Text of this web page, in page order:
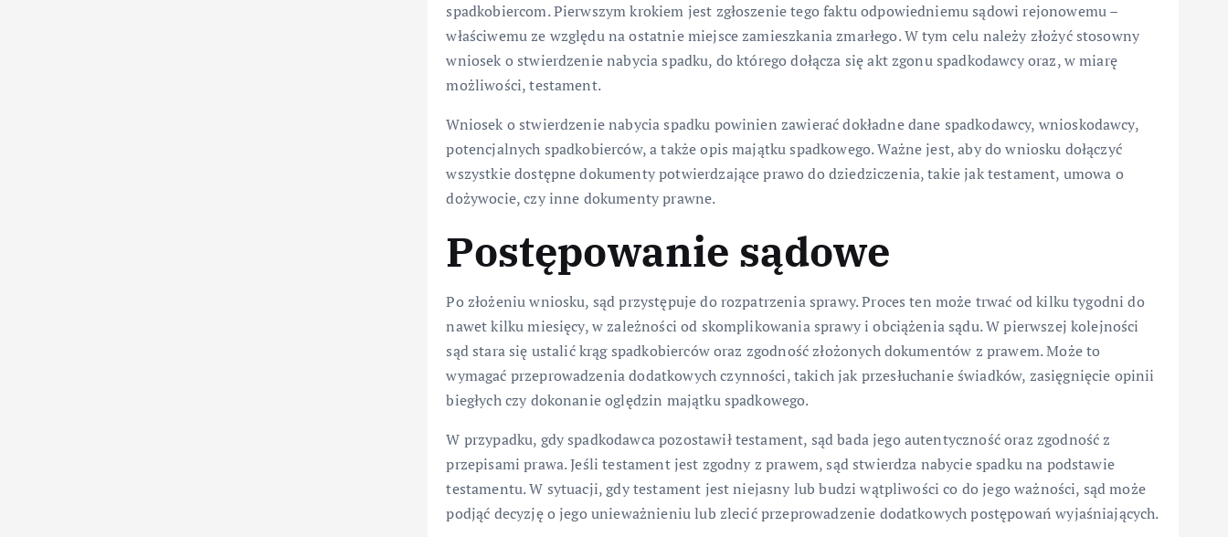
spadkobiercom. Pierwszym krokiem jest zgłoszenie tego faktu odpowiedniemu sądowi rejonowemu –
właściwemu ze względu na ostatnie miejsce zamieszkania zmarłego. W tym celu należy złożyć stosowny
wniosek o stwierdzenie nabycia spadku, do którego dołącza się akt zgonu spadkodawcy oraz, w miarę
możliwości, testament.
Wniosek o stwierdzenie nabycia spadku powinien zawierać dokładne dane spadkodawcy, wnioskodawcy,
potencjalnych spadkobierców, a także opis majątku spadkowego. Ważne jest, aby do wniosku dołączyć
wszystkie dostępne dokumenty potwierdzające prawo do dziedziczenia, takie jak testament, umowa o
dożywocie, czy inne dokumenty prawne.
Postępowanie sądowe
Po złożeniu wniosku, sąd przystępuje do rozpatrzenia sprawy. Proces ten może trwać od kilku tygodni do
nawet kilku miesięcy, w zależności od skomplikowania sprawy i obciążenia sądu. W pierwszej kolejności
sąd stara się ustalić krąg spadkobierców oraz zgodność złożonych dokumentów z prawem. Może to
wymagać przeprowadzenia dodatkowych czynności, takich jak przesłuchanie świadków, zasięgnięcie opinii
biegłych czy dokonanie oględzin majątku spadkowego.
W przypadku, gdy spadkodawca pozostawił testament, sąd bada jego autentyczność oraz zgodność z
przepisami prawa. Jeśli testament jest zgodny z prawem, sąd stwierdza nabycie spadku na podstawie
testamentu. W sytuacji, gdy testament jest niejasny lub budzi wątpliwości co do jego ważności, sąd może
podjąć decyzję o jego unieważnieniu lub zlecić przeprowadzenie dodatkowych postępowań wyjaśniających.